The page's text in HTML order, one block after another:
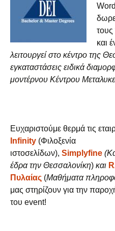
και
λειτουργεί στο κέντρο της
εγκαταστάσεις ειδικά
μοντέρνου Κέντρου
Ευχαριστούμε θερμά τις
Infinity (Φιλοξενία
ιστοσελίδων), Simplyfine
έδρα την Θεσσαλονίκη) και
Πυλαίας (Μαθήματα
μας στηρίζουν για την
του event!